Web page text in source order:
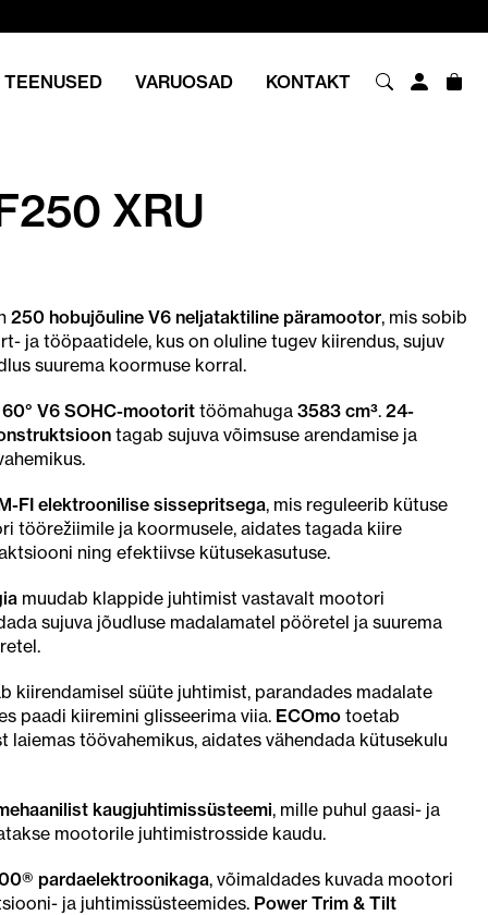
TEENUSED VARUOSAD KONTAKT
XRU
250 hobujõuline V6 neljataktiline päramootor, mis sobib
ja tööpaatidele, kus on oluline tugev kiirendus, sujuv
suurema koormuse korral.
V6 SOHC-mootorit töömahuga 3583 cm³. 24-
tagab sujuva võimsuse arendamise ja
FI elektroonilise sissepritsega, mis reguleerib kütuse
töörežiimile ja koormusele, aidates tagada kiire
ning efektiivse kütusekasutuse.
muudab klappide juhtimist vastavalt mootori
sujuva jõudluse madalamatel pööretel ja suurema
kiirendamisel süüte juhtimist, parandades madalate
paadi kiiremini glisseerima viia. ECOmo toetab
töövahemikus, aidates vähendada kütusekulu
kaugjuhtimissüsteemi, mille puhul gaasi- ja
mootorile juhtimistrosside kaudu.
pardaelektroonikaga, võimaldades kuvada mootori
ja juhtimissüsteemides. Power Trim & Tilt